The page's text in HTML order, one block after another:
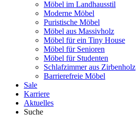
Möbel im Landhausstil
Moderne Möbel
Puristische Möbel
Möbel aus Massivholz
Möbel für ein Tiny House
Möbel für Senioren
Möbel für Studenten
Schlafzimmer aus Zirbenholz
Barrierefreie Möbel
Sale
Karriere
Aktuelles
Suche